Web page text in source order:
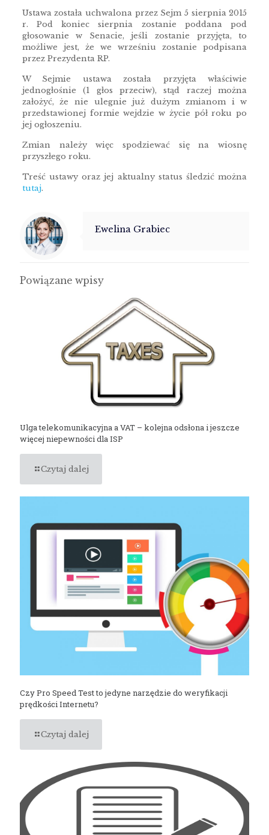
Ustawa została uchwalona przez Sejm 5 sierpnia 2015
r. Pod koniec sierpnia zostanie poddana pod
głosowanie w Senacie, jeśli zostanie przyjęta, to
możliwe jest, że we wrześniu zostanie podpisana
przez Prezydenta RP.
W Sejmie ustawa została przyjęta właściwie
jednogłośnie (1 głos przeciw), stąd raczej można
założyć, że nie ulegnie już dużym zmianom i w
przedstawionej formie wejdzie w życie pół roku po
jej ogłoszeniu.
Zmian należy więc spodziewać się na wiosnę
przyszłego roku.
Treść ustawy oraz jej aktualny status śledzić można
tutaj.
Ewelina Grabiec
Powiązane wpisy
Ulga telekomunikacyjna a VAT – kolejna odsłona i jeszcze
więcej niepewności dla ISP
Czytaj dalej
Czy Pro Speed Test to jedyne narzędzie do weryfikacji
prędkości Internetu?
Czytaj dalej